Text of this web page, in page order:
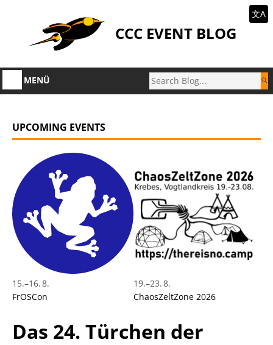
CCC EVENT BLOG
文A
MENÜ
UPCOMING EVENTS
15.–16. 8.
FrOSCon
19.–23. 8.
ChaosZeltZone 2026
Das 24. Türchen der